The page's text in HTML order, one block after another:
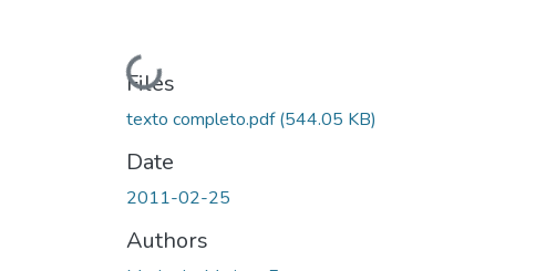
Loading...
Files
texto completo.pdf(544.05 KB)
Date
2011-02-25
Authors